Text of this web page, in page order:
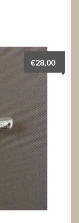
€28,00